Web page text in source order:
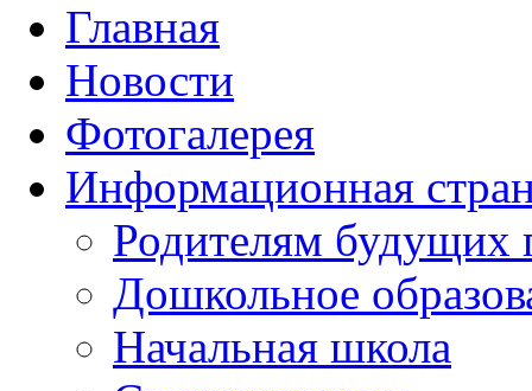
Главная
Новости
Фотогалерея
Информационная
Родителям будущих
Дошкольное
Начальная школа